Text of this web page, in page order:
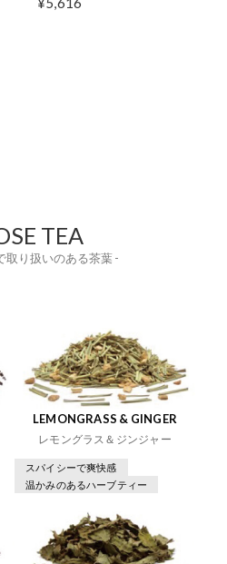
TEA
取り扱いのある茶葉 -
LEMONGRASS & GINGER
レモングラス＆ジンジャー
スパイシーで爽快感
温かみのあるハーブティー